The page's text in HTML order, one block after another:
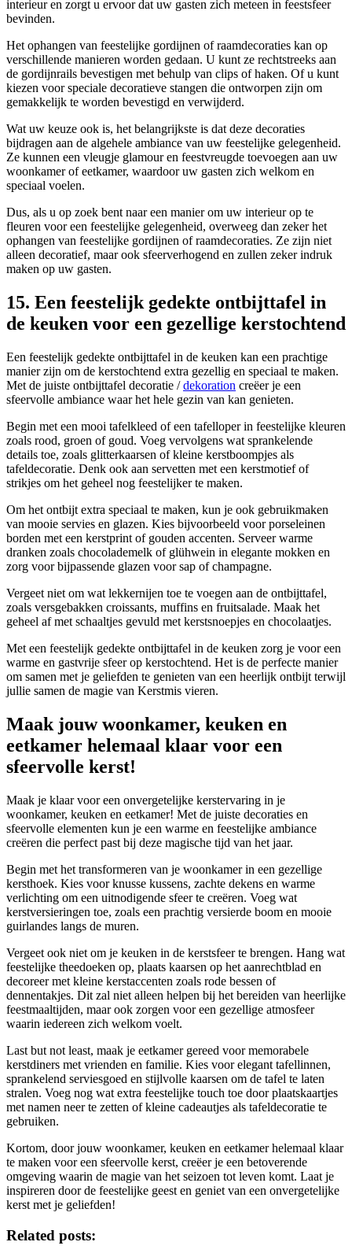
interieur en zorgt u ervoor dat uw gasten zich meteen in feestsfeer
bevinden.
Het ophangen van feestelijke gordijnen of raamdecoraties kan op
verschillende manieren worden gedaan. U kunt ze rechtstreeks aan
de gordijnrails bevestigen met behulp van clips of haken. Of u kunt
kiezen voor speciale decoratieve stangen die ontworpen zijn om
gemakkelijk te worden bevestigd en verwijderd.
Wat uw keuze ook is, het belangrijkste is dat deze decoraties
bijdragen aan de algehele ambiance van uw feestelijke gelegenheid.
Ze kunnen een vleugje glamour en feestvreugde toevoegen aan uw
woonkamer of eetkamer, waardoor uw gasten zich welkom en
speciaal voelen.
Dus, als u op zoek bent naar een manier om uw interieur op te
fleuren voor een feestelijke gelegenheid, overweeg dan zeker het
ophangen van feestelijke gordijnen of raamdecoraties. Ze zijn niet
alleen decoratief, maar ook sfeerverhogend en zullen zeker indruk
maken op uw gasten.
15. Een feestelijk gedekte ontbijttafel in
de keuken voor een gezellige kerstochtend
Een feestelijk gedekte ontbijttafel in de keuken kan een prachtige
manier zijn om de kerstochtend extra gezellig en speciaal te maken.
Met de juiste ontbijttafel decoratie /dekoration creëer je een
sfeervolle ambiance waar het hele gezin van kan genieten.
Begin met een mooi tafelkleed of een tafelloper in feestelijke kleuren
zoals rood, groen of goud. Voeg vervolgens wat sprankelende
details toe, zoals glitterkaarsen of kleine kerstboompjes als
tafeldecoratie. Denk ook aan servetten met een kerstmotief of
strikjes om het geheel nog feestelijker te maken.
Om het ontbijt extra speciaal te maken, kun je ook gebruikmaken
van mooie servies en glazen. Kies bijvoorbeeld voor porseleinen
borden met een kerstprint of gouden accenten. Serveer warme
dranken zoals chocolademelk of glühwein in elegante mokken en
zorg voor bijpassende glazen voor sap of champagne.
Vergeet niet om wat lekkernijen toe te voegen aan de ontbijttafel,
zoals versgebakken croissants, muffins en fruitsalade. Maak het
geheel af met schaaltjes gevuld met kerstsnoepjes en chocolaatjes.
Met een feestelijk gedekte ontbijttafel in de keuken zorg je voor een
warme en gastvrije sfeer op kerstochtend. Het is de perfecte manier
om samen met je geliefden te genieten van een heerlijk ontbijt terwijl
jullie samen de magie van Kerstmis vieren.
Maak jouw woonkamer, keuken en
eetkamer helemaal klaar voor een
sfeervolle kerst!
Maak je klaar voor een onvergetelijke kerstervaring in je
woonkamer, keuken en eetkamer! Met de juiste decoraties en
sfeervolle elementen kun je een warme en feestelijke ambiance
creëren die perfect past bij deze magische tijd van het jaar.
Begin met het transformeren van je woonkamer in een gezellige
kersthoek. Kies voor knusse kussens, zachte dekens en warme
verlichting om een uitnodigende sfeer te creëren. Voeg wat
kerstversieringen toe, zoals een prachtig versierde boom en mooie
guirlandes langs de muren.
Vergeet ook niet om je keuken in de kerstsfeer te brengen. Hang wat
feestelijke theedoeken op, plaats kaarsen op het aanrechtblad en
decoreer met kleine kerstaccenten zoals rode bessen of
dennentakjes. Dit zal niet alleen helpen bij het bereiden van heerlijke
feestmaaltijden, maar ook zorgen voor een gezellige atmosfeer
waarin iedereen zich welkom voelt.
Last but not least, maak je eetkamer gereed voor memorabele
kerstdiners met vrienden en familie. Kies voor elegant tafellinnen,
sprankelend serviesgoed en stijlvolle kaarsen om de tafel te laten
stralen. Voeg nog wat extra feestelijke touch toe door plaatskaartjes
met namen neer te zetten of kleine cadeautjes als tafeldecoratie te
gebruiken.
Kortom, door jouw woonkamer, keuken en eetkamer helemaal klaar
te maken voor een sfeervolle kerst, creëer je een betoverende
omgeving waarin de magie van het seizoen tot leven komt. Laat je
inspireren door de feestelijke geest en geniet van een onvergetelijke
kerst met je geliefden!
Related posts: